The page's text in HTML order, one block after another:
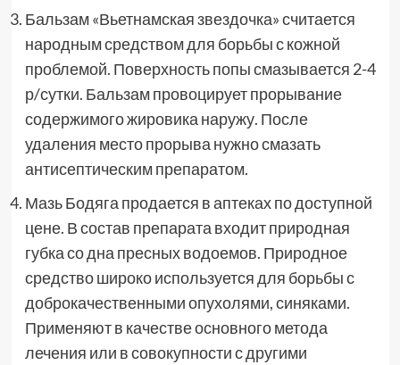
Бальзам «Вьетнамская звездочка» считается
народным средством для борьбы с кожной
проблемой. Поверхность попы смазывается 2-4
р/сутки. Бальзам провоцирует прорывание
содержимого жировика наружу. После
удаления место прорыва нужно смазать
антисептическим препаратом.
Мазь Бодяга продается в аптеках по доступной
цене. В состав препарата входит природная
губка со дна пресных водоемов. Природное
средство широко используется для борьбы с
доброкачественными опухолями, синяками.
Применяют в качестве основного метода
лечения или в совокупности с другими